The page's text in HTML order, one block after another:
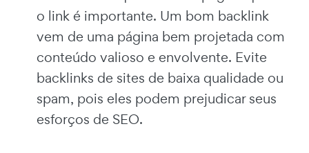
o link é importante. Um bom backlink
vem de uma página bem projetada com
conteúdo valioso e envolvente. Evite
backlinks de sites de baixa qualidade ou
spam, pois eles podem prejudicar seus
esforços de SEO.